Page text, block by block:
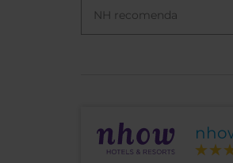
NH recomenda